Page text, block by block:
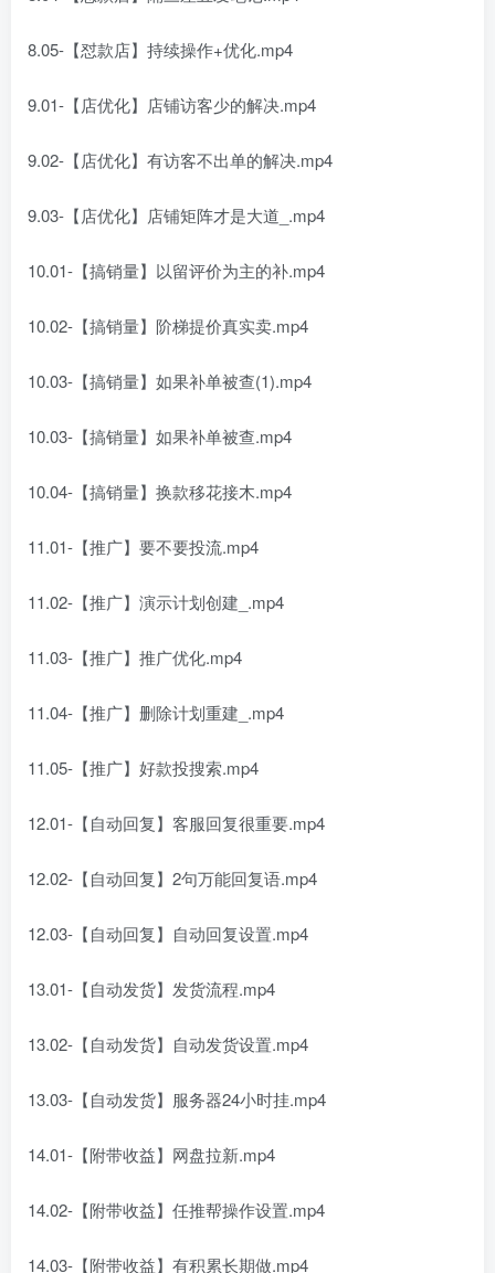
8.05-【怼款店】持续操作+优化.mp4
9.01-【店优化】店铺访客少的解决.mp4
9.02-【店优化】有访客不出单的解决.mp4
9.03-【店优化】店铺矩阵才是大道_.mp4
10.01-【搞销量】以留评价为主的补.mp4
10.02-【搞销量】阶梯提价真实卖.mp4
10.03-【搞销量】如果补单被查(1).mp4
10.03-【搞销量】如果补单被查.mp4
10.04-【搞销量】换款移花接木.mp4
11.01-【推广】要不要投流.mp4
11.02-【推广】演示计划创建_.mp4
11.03-【推广】推广优化.mp4
11.04-【推广】删除计划重建_.mp4
11.05-【推广】好款投搜索.mp4
12.01-【自动回复】客服回复很重要.mp4
12.02-【自动回复】2句万能回复语.mp4
12.03-【自动回复】自动回复设置.mp4
13.01-【自动发货】发货流程.mp4
13.02-【自动发货】自动发货设置.mp4
13.03-【自动发货】服务器24小时挂.mp4
14.01-【附带收益】网盘拉新.mp4
14.02-【附带收益】任推帮操作设置.mp4
14.03-【附带收益】有积累长期做.mp4